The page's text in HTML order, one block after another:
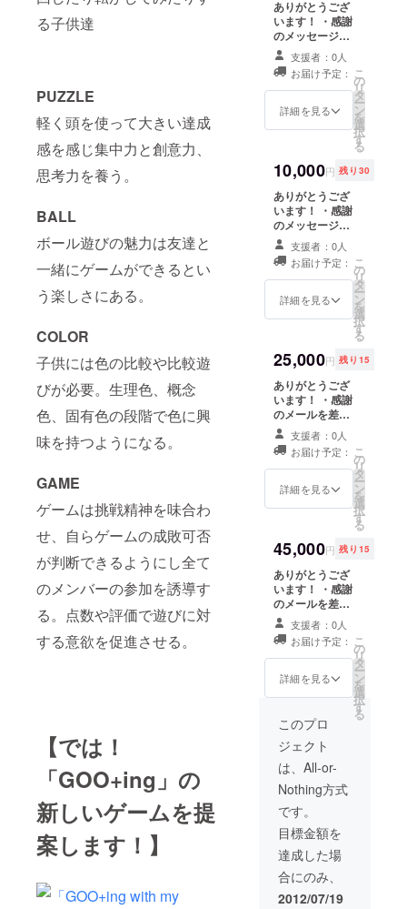
る子供達
PUZZLE
軽く頭を使って大きい達成
感を感じ集中力と創意力、
思考力を養う。
BALL
ボール遊びの魅力は友達と
一緒にゲームができるとい
う楽しさにある。
COLOR
子供には色の比較や比較遊
びが必要。生理色、概念
色、固有色の段階で色に興
味を持つようになる。
GAME
ゲームは挑戦精神を味合わ
せ、自らゲームの成敗可否
が判断できるようにし全て
のメンバーの参加を誘導す
る。点数や評価で遊びに対
する意欲を促進させる。
【では！
「GOO+ing」の
新しいゲームを提
案します！】
す〜
ありがとうござ
います！ ・感謝
のメッセージを
送ります。 ・
「GOO+ing」の
オリジナルシー
ルをプレゼント
します。 ・
レゼント！ ・
「GOO+ing」ミ
ニバージョン
(A4サイズ)の立
体パズルを差し
上げます。
支援者：0人
お届け予定：
詳細を見る
こ
の
リ
タ
ー
ン
を
選
択
す
る
10,000円 残り30
ありがとうござ
います！ ・感謝
のメッセージを
送ります。 ・
「GOO+ing」の
オリジナルシー
ルをプレゼント
します。 ・
レゼント！ ・
「GOO+ing」ミ
ニバージョン
(A4サイズ)の立
体パズルを差し
上げます。 ・ま
た、
「GOO+ing」の
遊び方の冊子を
プレゼントしま
支援者：0人
お届け予定：
詳細を見る
こ
の
リ
タ
ー
ン
を
選
択
す
る
25,000円 残り15
ありがとうござ
います！ ・感謝
のメールを差し
上げますよ！ ・
「GOO+ing」の
オリジナルシー
ルをパトロンの
皆様に！ ・図面
「GOO+ing」オ
リジナルの２０
１２年カレン
ダーを差し上げ
ます。 ・また、
「GOO+ing」の
遊び方の冊子を
プレゼントしま
す！ ・
「GOO+ing」の
「GOO+ing」
1/2バージョンを
プレゼント。今
がグッドチャン
スです！！
支援者：0人
お届け予定：
詳細を見る
こ
の
リ
タ
ー
ン
を
選
択
す
る
45,000円 残り15
ありがとうござ
います！ ・感謝
のメールを差し
上げますよ！ ・
「GOO+ing」の
オリジナルシー
ルをパトロンの
皆様に！ ・図面
ます。 ・また、
「GOO+ing」の
遊び方の冊子を
プレゼントしま
す！ ・
「GOO+ing」の
素材（EVA
foam)で作った
「GOO+ing」実
物サイズをプレ
ゼントします。
今だけがグッド
チャンスで
支援者：0人
お届け予定：
詳細を見る
こ
の
リ
タ
ー
ン
を
選
択
す
る
このプロ
ジェクト
は、All-or-
Nothing方式
です。
目標金額を
達成した場
合にのみ、
2012/07/19